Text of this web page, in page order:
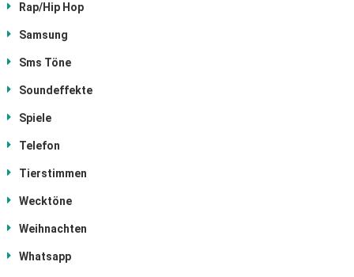
Rap/Hip Hop
Samsung
Sms Töne
Soundeffekte
Spiele
Telefon
Tierstimmen
Wecktöne
Weihnachten
Whatsapp